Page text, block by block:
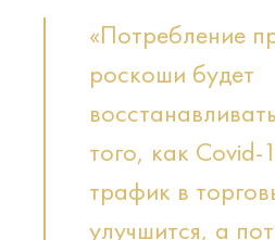
«Потребление
роскоши будет
того, как Covid-
трафик в
улучшится, а